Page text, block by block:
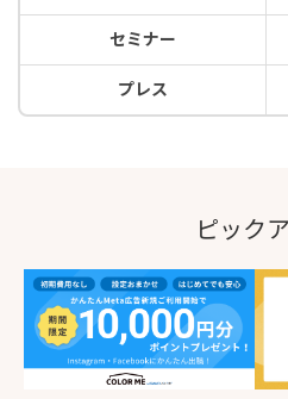
セミナー
プレス
ピック